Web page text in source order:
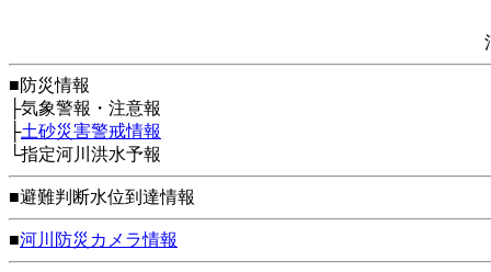
■防災情報
├気象警報・注意報
├土砂災害警戒情報
└指定河川洪水予報
■避難判断水位到達情報
■河川防災カメラ情報